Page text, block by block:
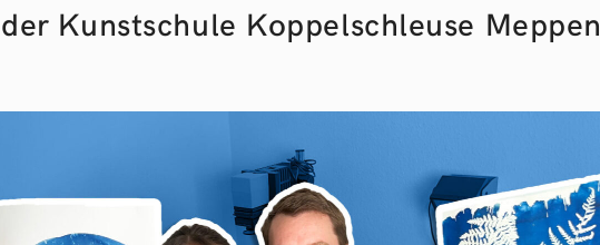
Kunstschule Koppelschleuse Meppen